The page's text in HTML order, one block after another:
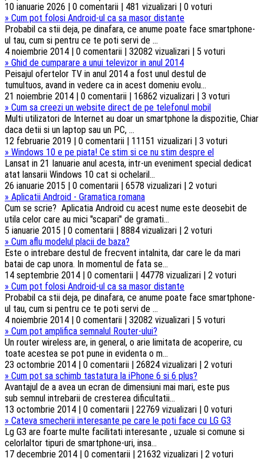
10 ianuarie 2026 | 0 comentarii | 481 vizualizari | 0 voturi
» Cum pot folosi Android-ul ca sa masor distante
Probabil ca stii deja, pe dinafara, ce anume poate face smartphone-
ul tau, cum si pentru ce te poti servi de ...
4 noiembrie 2014 | 0 comentarii | 32082 vizualizari | 5 voturi
» Ghid de cumparare a unui televizor in anul 2014
Peisajul ofertelor TV in anul 2014 a fost unul destul de
tumultuos, avand in vedere ca in acest domeniu evolu...
21 noiembrie 2014 | 0 comentarii | 16862 vizualizari | 3 voturi
» Cum sa creezi un website direct de pe telefonul mobil
Multi utilizatori de Internet au doar un smartphone la dispozitie, Chiar
daca detii si un laptop sau un PC, ...
12 februarie 2019 | 0 comentarii | 11151 vizualizari | 3 voturi
» Windows 10 e pe piata! Ce stim si ce nu stim despre el
Lansat in 21 Ianuarie anul acesta, intr-un eveniment special dedicat
atat lansarii Windows 10 cat si ochelaril...
26 ianuarie 2015 | 0 comentarii | 6578 vizualizari | 2 voturi
» Aplicatii Android - Gramatica romana
Cum se scrie? Aplicatia Android cu acest nume este deosebit de
utila celor care au mici "scapari" de gramati...
5 ianuarie 2015 | 0 comentarii | 8884 vizualizari | 2 voturi
» Cum aflu modelul placii de baza?
Este o intrebare destul de frecvent intalnita, dar care le da mari
batai de cap unora. In momentul de fata se...
14 septembrie 2014 | 0 comentarii | 44778 vizualizari | 2 voturi
» Cum pot folosi Android-ul ca sa masor distante
Probabil ca stii deja, pe dinafara, ce anume poate face smartphone-
ul tau, cum si pentru ce te poti servi de ...
4 noiembrie 2014 | 0 comentarii | 32082 vizualizari | 5 voturi
» Cum pot amplifica semnalul Router-ului?
Un router wireless are, in general, o arie limitata de acoperire, cu
toate acestea se pot pune in evidenta o m...
23 octombrie 2014 | 0 comentarii | 26824 vizualizari | 2 voturi
» Cum pot sa schimb tastatura la iPhone 6 si 6 plus?
Avantajul de a avea un ecran de dimensiuni mai mari, este pus
sub semnul intrebarii de cresterea dificultatii...
13 octombrie 2014 | 0 comentarii | 22769 vizualizari | 0 voturi
» Cateva smecherii interesante pe care le poti face cu LG G3
Lg G3 are foarte multe facilitati interesante , uzuale si comune si
celorlaltor tipuri de smartphone-uri, insa...
17 decembrie 2014 | 0 comentarii | 21632 vizualizari | 2 voturi